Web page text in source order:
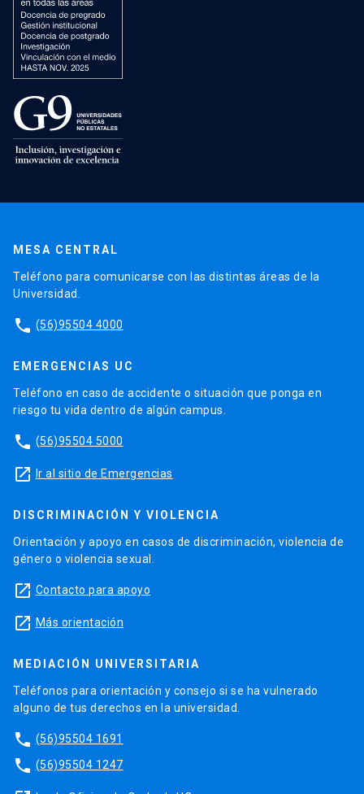
MESA CENTRAL
Teléfono para comunicarse con las distintas áreas de la
Universidad.
phone (56)95504 4000
EMERGENCIAS UC
Teléfono en caso de accidente o situación que ponga en
riesgo tu vida dentro de algún campus.
phone (56)95504 5000
launch Ir al sitio de Emergencias
DISCRIMINACIÓN Y VIOLENCIA
Orientación y apoyo en casos de discriminación, violencia de
género o violencia sexual.
launch Contacto para apoyo
launch Más orientación
MEDIACIÓN UNIVERSITARIA
Teléfonos para orientación y consejo si se ha vulnerado
alguno de tus derechos en la universidad.
phone (56)95504 1691
phone (56)95504 1247